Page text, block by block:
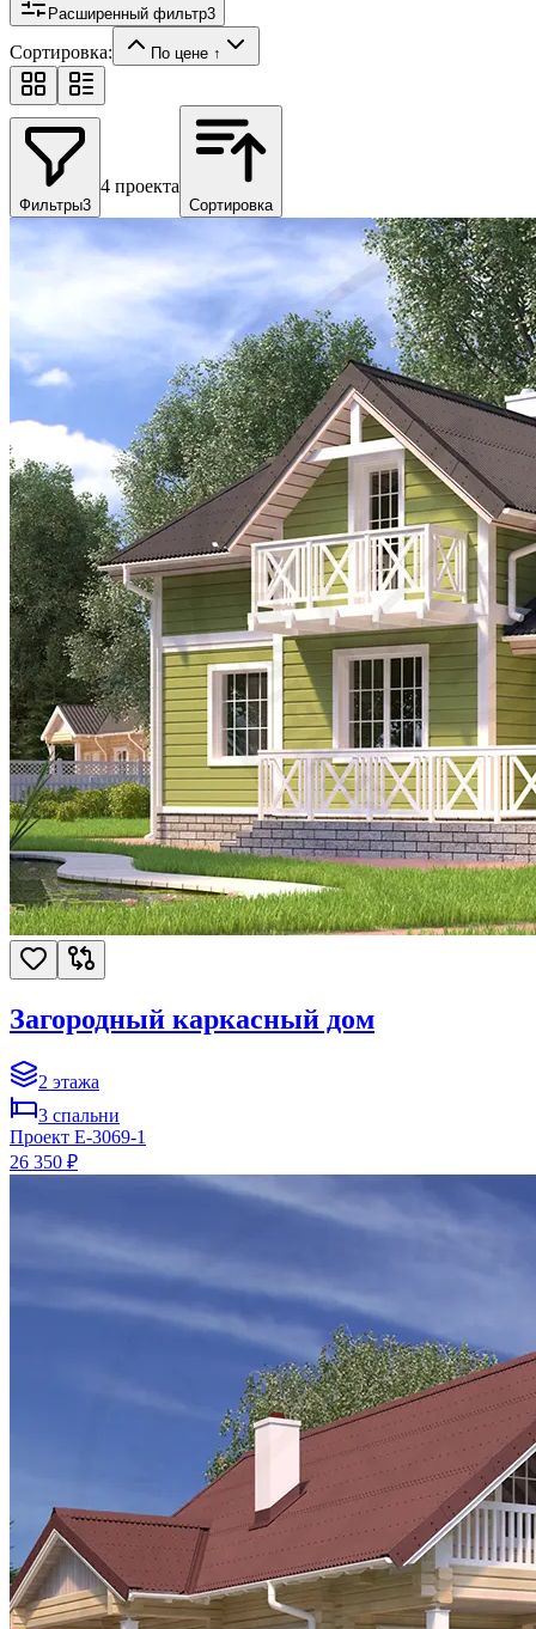
Расширенный фильтр3
Сортировка: По цене ↑
Фильтры3
4 проекта
Сортировка
Загородный каркасный дом
2 этажа
3 спальни
Проект E-3069-1
26 350 ₽